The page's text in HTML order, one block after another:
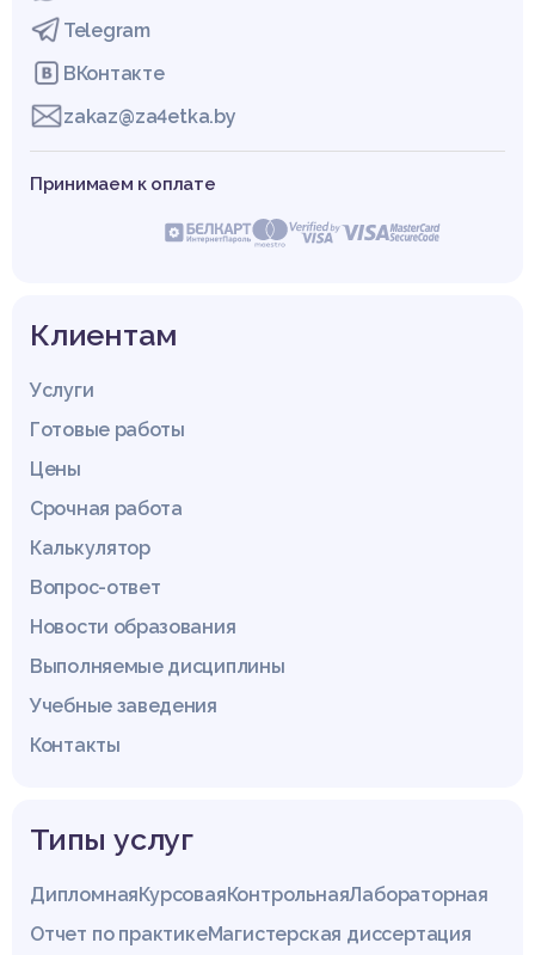
Telegram
ВКонтакте
zakaz@za4etka.by
Принимаем к оплате
Клиентам
Услуги
Готовые работы
Цены
Срочная работа
Калькулятор
Вопрос-ответ
Новости образования
Выполняемые дисциплины
Учебные заведения
Контакты
Типы услуг
ДипломнаяКурсоваяКонтрольнаяЛабораторная
Отчет по практикеМагистерская диссертация